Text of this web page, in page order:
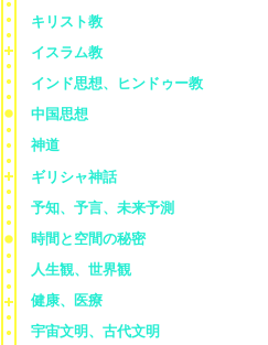
キリスト教
イスラム教
インド思想、ヒンドゥー教
中国思想
神道
ギリシャ神話
予知、予言、未来予測
時間と空間の秘密
人生観、世界観
健康、医療
宇宙文明、古代文明